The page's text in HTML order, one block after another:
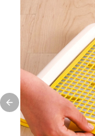
Previous slide